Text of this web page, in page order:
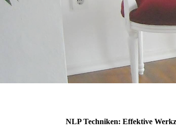
NLP Techniken: Effektive